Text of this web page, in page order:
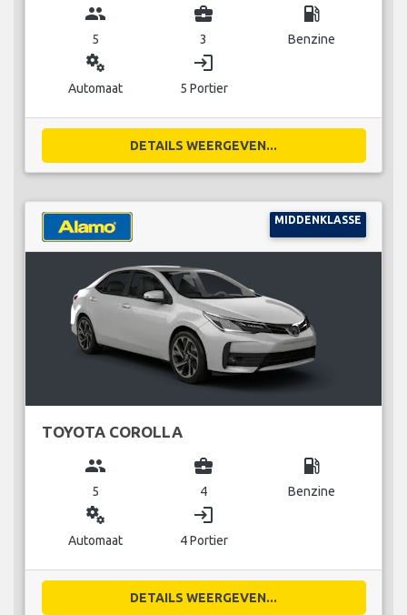
group
5
business_center
3
local_gas_station
Benzine
miscellaneous_services
Automaat
login
5 Portier
DETAILS WEERGEVEN...
MIDDENKLASSE
TOYOTA COROLLA
group
5
business_center
4
local_gas_station
Benzine
miscellaneous_services
Automaat
login
4 Portier
DETAILS WEERGEVEN...